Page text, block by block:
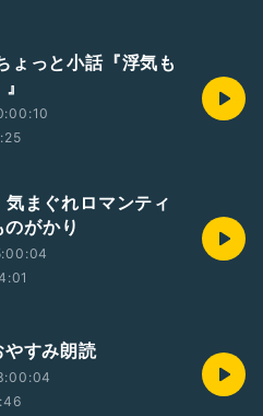
ょっと小話『浮気も
気まぐれロマンティ
がかり
すみ朗読